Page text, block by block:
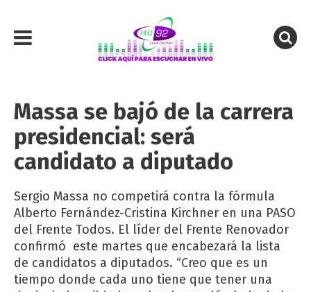
Massa se bajó de la carrera
presidencial: será
candidato a diputado
Sergio Massa no competirá contra la fórmula
Alberto Fernández-Cristina Kirchner en una PASO
del Frente Todos. El líder del Frente Renovador
confirmó este martes que encabezará la lista
de candidatos a diputados. “Creo que es un
tiempo donde cada uno tiene que tener una